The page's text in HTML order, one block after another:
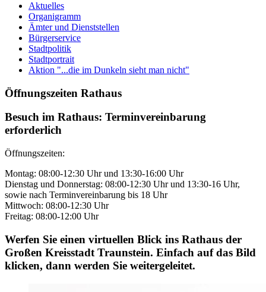
Aktuelles
Organigramm
Ämter und Dienststellen
Bürgerservice
Stadtpolitik
Stadtportrait
Aktion "...die im Dunkeln sieht man nicht"
Öffnungszeiten Rathaus
Besuch im Rathaus: Terminvereinbarung
erforderlich
Öffnungszeiten:
Montag: 08:00-12:30 Uhr und 13:30-16:00 Uhr
Dienstag und Donnerstag: 08:00-12:30 Uhr und 13:30-16 Uhr,
sowie nach Terminvereinbarung bis 18 Uhr
Mittwoch: 08:00-12:30 Uhr
Freitag: 08:00-12:00 Uhr
Werfen Sie einen virtuellen Blick ins Rathaus der
Großen Kreisstadt Traunstein. Einfach auf das Bild
klicken, dann werden Sie weitergeleitet.